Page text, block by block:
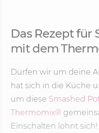
Das Rezept für
mit dem
Dürfen wir um deine
hat sich in die Küche
um diese Smashed
Thermomix®
Einschalten lohnt sich!